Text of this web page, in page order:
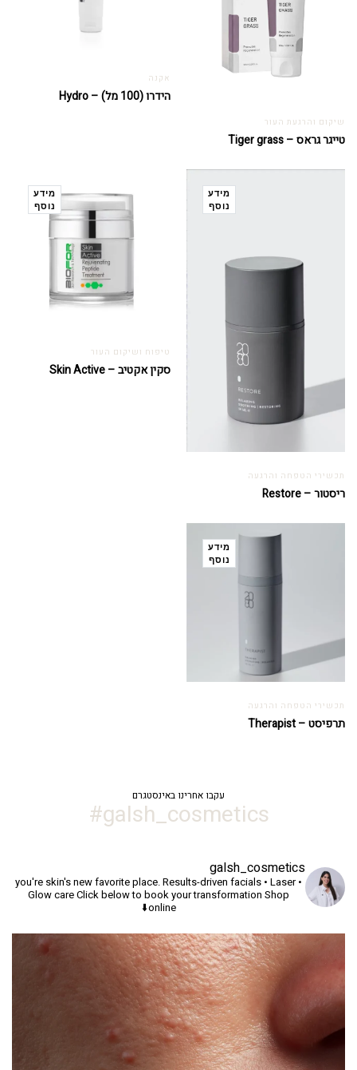
שיקום והרגעת העור
טייגר גראס – Tiger grass
אקנה
הידרו (100 מל) – Hydro
מידע
נוסף
תכשירי הטפחה והרגעה
ריסטור – Restore
מידע
נוסף
טיפוח ושיקום העור
סקין אקטיב – Skin Active
מידע
נוסף
תכשירי הטפחה והרגעה
תרפיסט – Therapist
עקבו אחרינו באינסטגרם
galsh_cosmetics#
galsh_cosmetics
you're skin's new favorite place.Results-driven facials • Laser •
Glow careClick below to book your transformation Shop
online⬇️